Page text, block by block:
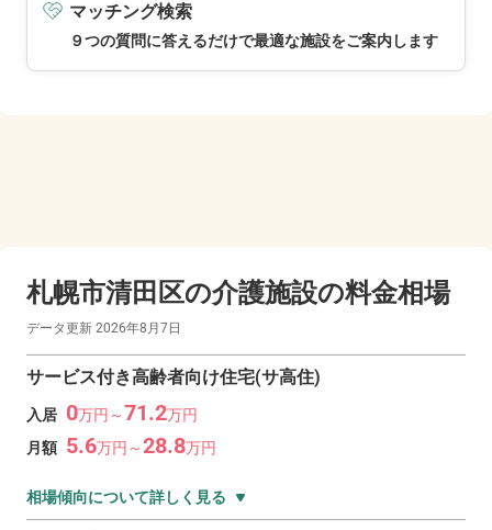
マッチング検索
９つの質問に答えるだけで最適な施設をご案内します
札幌市清田区の介護施設の料金相場
データ更新 2026年8月7日
サービス付き高齢者向け住宅(サ高住)
入居 0万円～71.2万円
月額 5.6万円～28.8万円
相場傾向について詳しく見る